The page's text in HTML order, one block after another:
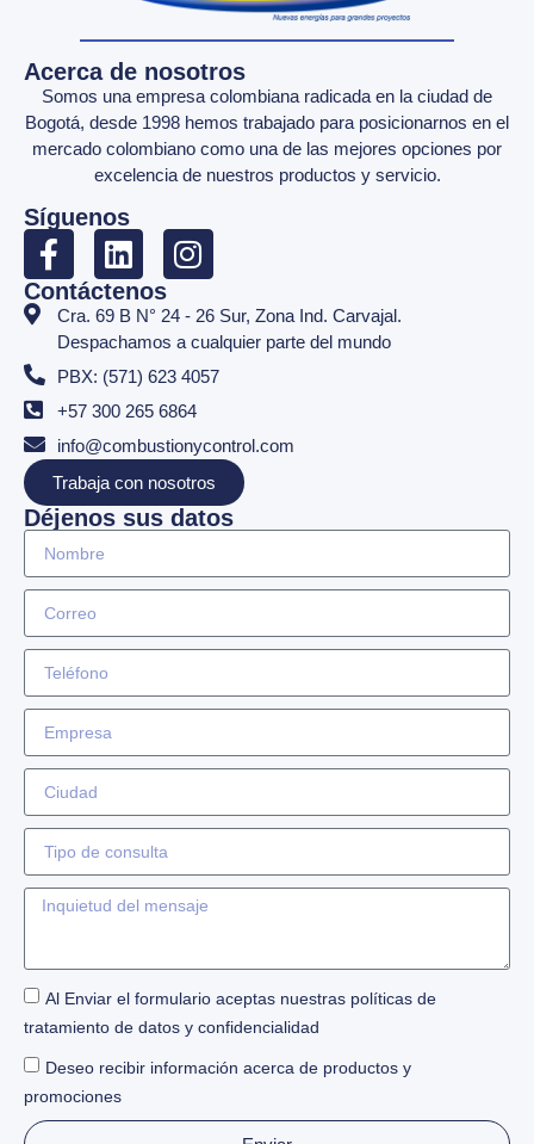
Acerca de nosotros
Somos una empresa colombiana radicada en la ciudad de
Bogotá, desde 1998 hemos trabajado para posicionarnos en el
mercado colombiano como una de las mejores opciones por
excelencia de nuestros productos y servicio.
Síguenos
Contáctenos
Cra. 69 B N° 24 - 26 Sur, Zona Ind. Carvajal.
Despachamos a cualquier parte del mundo
PBX: (571) 623 4057
+57 300 265 6864
info@combustionycontrol.com
Trabaja con nosotros
Déjenos sus datos
Al Enviar el formulario aceptas nuestras políticas de
tratamiento de datos y confidencialidad
Deseo recibir información acerca de productos y
promociones